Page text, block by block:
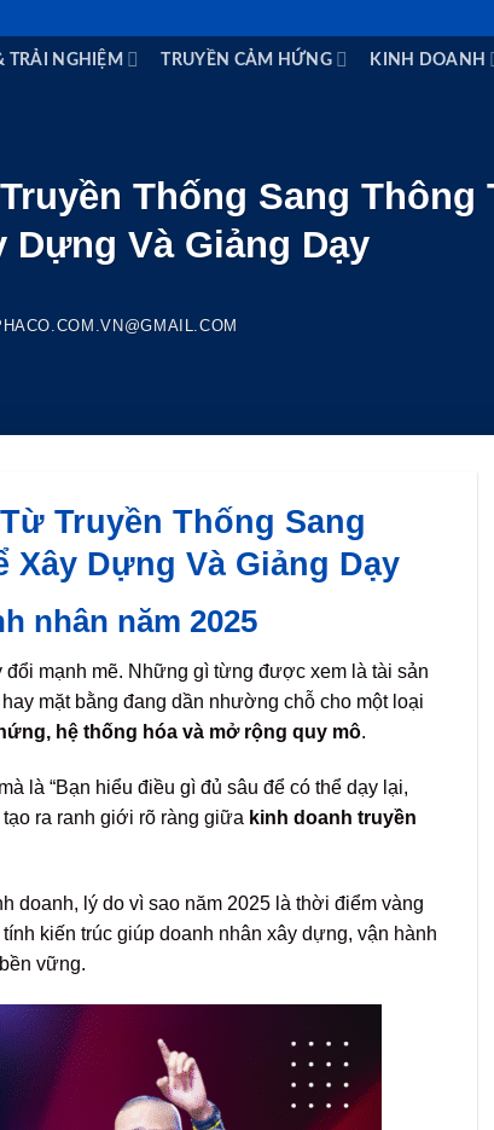
TRẢI NGHIỆM TRUYỀN CẢM HỨNG KINH DOANH
Thống Sang Thông
Dựng Và Giảng Dạy
Truyền Thống Sang
Dựng Và Giảng Dạy
nhân năm 2025
mạnh mẽ. Những gì từng được xem là tài sản
mặt bằng đang dần nhường chỗ cho một loại
hệ thống hóa và mở rộng quy mô.
là “Bạn hiểu điều gì đủ sâu để có thể dạy lại,
ra ranh giới rõ ràng giữa kinh doanh truyền
doanh, lý do vì sao năm 2025 là thời điểm vàng
kiến trúc giúp doanh nhân xây dựng, vận hành
vững.